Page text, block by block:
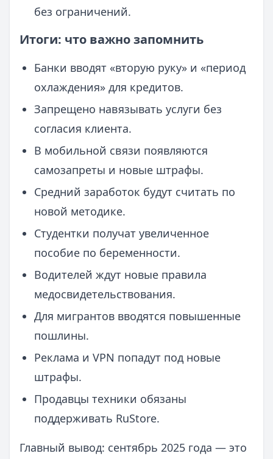
без ограничений.
Итоги: что важно запомнить
Банки вводят «вторую руку» и «период
охлаждения» для кредитов.
Запрещено навязывать услуги без
согласия клиента.
В мобильной связи появляются
самозапреты и новые штрафы.
Средний заработок будут считать по
новой методике.
Студентки получат увеличенное
пособие по беременности.
Водителей ждут новые правила
медосвидетельствования.
Для мигрантов вводятся повышенные
пошлины.
Реклама и VPN попадут под новые
штрафы.
Продавцы техники обязаны
поддерживать RuStore.
Главный вывод: сентябрь 2025 года — это